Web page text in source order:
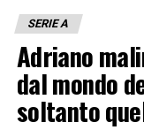
SERIE A
Adriano
dal mondo
soltanto